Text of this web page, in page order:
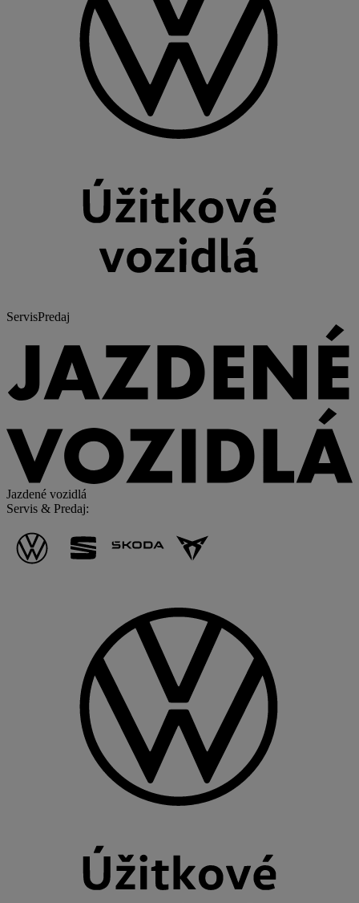
ServisPredaj
Jazdené vozidlá
Servis & Predaj: